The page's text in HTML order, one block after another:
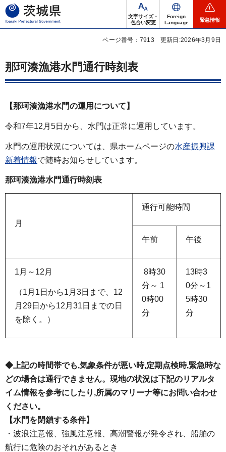
茨城県
文字サイズ・
色合い変更
Foreign
Language
緊急情報
ページ番号：7913 更新日:2026年3月9日
那珂湊漁港水門通行時刻表
【那珂湊漁港水門の運用について 】
令和7年12月5日から、水門は正常に運用しています。
水門の運用状況については、県ホームページの水産振興課
新着情報で随時お知らせしています。
那珂湊漁港水門通行時刻表
月
通行可能時間
午前 午後
1月～12月
（1月1日から1月3日まで、12
月29日から12月31日までの日
を除く。）
8時30
分～ 1
0時00
分
13時3
0分～1
5時30
分
◆上記の時間帯でも,気象条件が悪い時,定期点検時,緊急時な
どの場合は通行できません。現地の状況は下記のリアルタ
イム情報を参考にしたり,所属のマリーナ等にお問い合わせ
ください。
【水門を閉鎖する条件】
・波浪注意報、強風注意報、高潮警報が発令され、船舶の
航行に危険のおそれがあるとき